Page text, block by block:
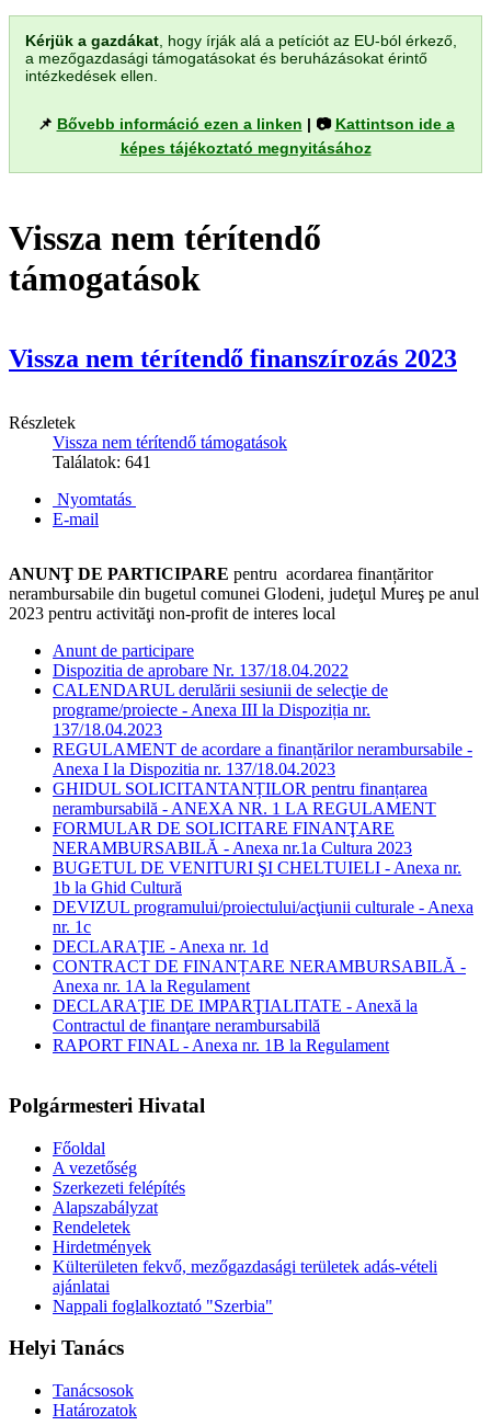
Kérjük a gazdákat , hogy írják alá a petíciót az EU-ból érkező,
a mezőgazdasági támogatásokat és beruházásokat érintő
intézkedések ellen.
📌 Bővebb információ ezen a linken | 📷 Kattintson ide a
képes tájékoztató megnyitásához
Vissza nem térítendő
támogatások
Vissza nem térítendő finanszírozás 2023
Részletek
Vissza nem térítendő támogatások
Találatok: 641
Nyomtatás
E-mail
ANUNŢ DE PARTICIPARE pentru acordarea finanțăritor
nerambursabile din bugetul comunei Glodeni, judeţul Mureş pe anul
2023 pentru activităţi non-profit de interes local
Anunt de participare
Dispozitia de aprobare Nr. 137/18.04.2022
CALENDARUL derulării sesiunii de selecţie de
programe/proiecte - Anexa III la Dispoziția nr.
137/18.04.2023
REGULAMENT de acordare a finanțărilor nerambursabile -
Anexa I la Dispozitia nr. 137/18.04.2023
GHIDUL SOLICITANTANȚILOR pentru finanțarea
nerambursabilă - ANEXA NR. 1 LA REGULAMENT
FORMULAR DE SOLICITARE FINANŢARE
NERAMBURSABILĂ - Anexa nr.1a Cultura 2023
BUGETUL DE VENITURI ŞI CHELTUIELI - Anexa nr.
1b la Ghid Cultură
DEVIZUL programului/proiectului/acţiunii culturale - Anexa
nr. 1c
DECLARAŢIE - Anexa nr. 1d
CONTRACT DE FINANȚARE NERAMBURSABILĂ -
Anexa nr. 1A la Regulament
DECLARAŢIE DE IMPARŢIALITATE - Anexă la
Contractul de finanţare nerambursabilă
RAPORT FINAL - Anexa nr. 1B la Regulament
Polgármesteri Hivatal
Főoldal
A vezetőség
Szerkezeti felépítés
Alapszabályzat
Rendeletek
Hirdetmények
Külterületen fekvő, mezőgazdasági területek adás-vételi
ajánlatai
Nappali foglalkoztató "Szerbia"
Helyi Tanács
Tanácsosok
Határozatok